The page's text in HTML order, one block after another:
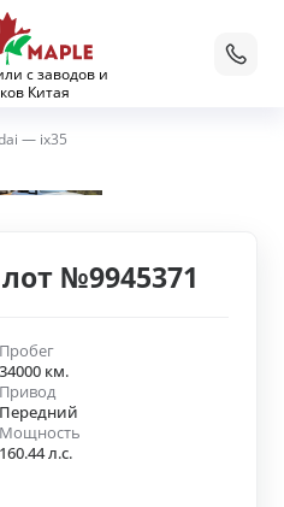
с заводов и
Китая
— ix35
№9945371
Пробег
34000 км.
Привод
Передний
Мощность
160.44 л.с.